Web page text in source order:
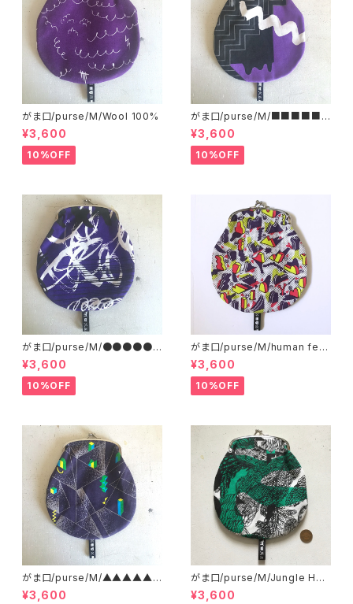
がま口/purse/M/Wool 100%
¥3,600
10%OFF
がま口/purse/M/■■■■■
■■■ AB
¥3,600
10%OFF
がま口/purse/M/●●●●●
●●●●
¥3,600
10%OFF
がま口/purse/M/human ferti
lizer
¥3,600
10%OFF
がま口/purse/M/▲▲▲▲▲?
▲▲▲ AB
¥3,600
がま口/purse/M/Jungle Her
e
¥3,600